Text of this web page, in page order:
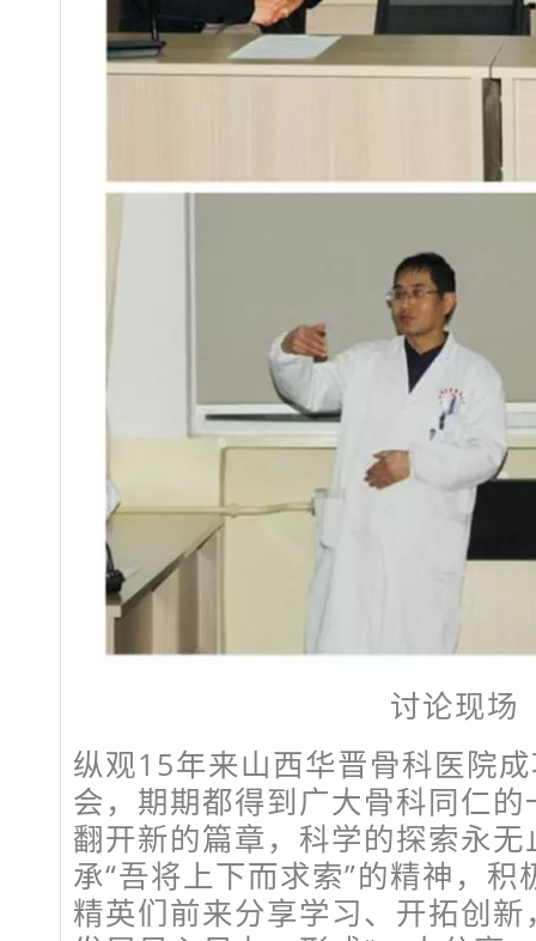
讨论现场
纵观15年来山西华晋骨科医院
会，期期都得到广大骨科同仁
翻开新的篇章，科学的探索永
承“吾将上下而求索”的精神，
精英们前来分享学习、开拓创